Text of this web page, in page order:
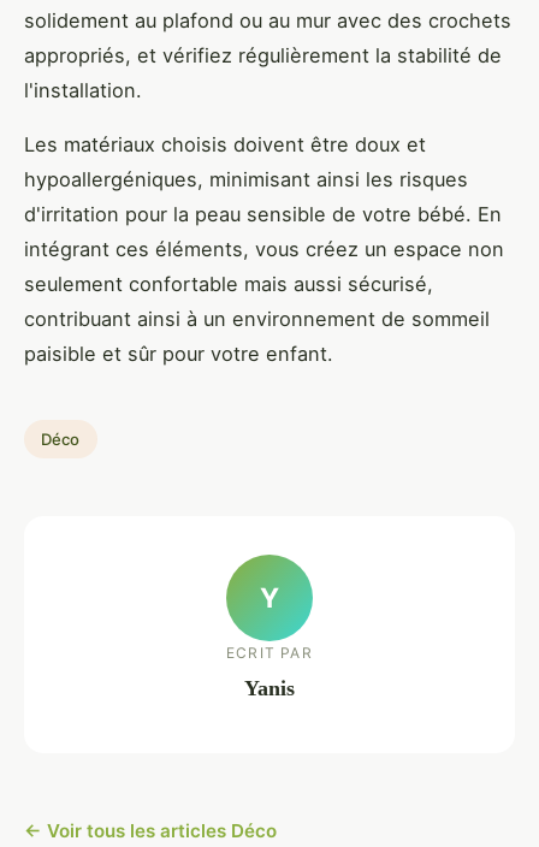
solidement au plafond ou au mur avec des crochets
appropriés, et vérifiez régulièrement la stabilité de
l'installation.
Les matériaux choisis doivent être doux et
hypoallergéniques, minimisant ainsi les risques
d'irritation pour la peau sensible de votre bébé. En
intégrant ces éléments, vous créez un espace non
seulement confortable mais aussi sécurisé,
contribuant ainsi à un environnement de sommeil
paisible et sûr pour votre enfant.
Déco
Y
ECRIT PAR
Yanis
← Voir tous les articles Déco